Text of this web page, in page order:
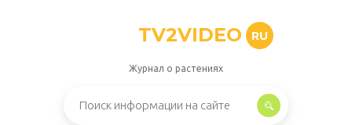
TV2VIDEO RU
Журнал о растениях